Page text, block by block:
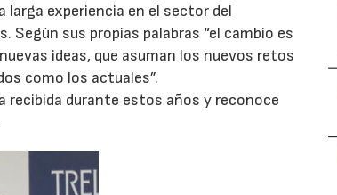
larga experiencia en el sector del
sus propias palabras “el cambio es
ideas, que asuman los nuevos retos
como los actuales”.
recibida durante estos años y reconoce